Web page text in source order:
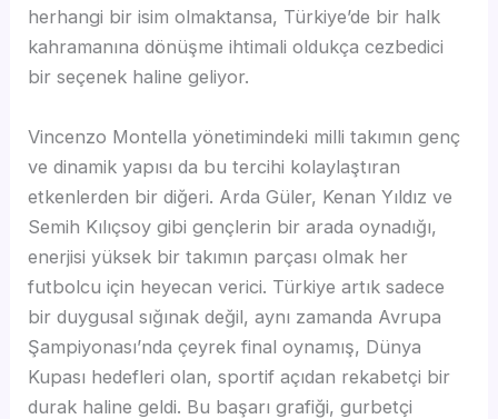
herhangi bir isim olmaktansa, Türkiye’de bir halk
kahramanına dönüşme ihtimali oldukça cezbedici
bir seçenek haline geliyor.
Vincenzo Montella yönetimindeki milli takımın genç
ve dinamik yapısı da bu tercihi kolaylaştıran
etkenlerden bir diğeri. Arda Güler, Kenan Yıldız ve
Semih Kılıçsoy gibi gençlerin bir arada oynadığı,
enerjisi yüksek bir takımın parçası olmak her
futbolcu için heyecan verici. Türkiye artık sadece
bir duygusal sığınak değil, aynı zamanda Avrupa
Şampiyonası’nda çeyrek final oynamış, Dünya
Kupası hedefleri olan, sportif açıdan rekabetçi bir
durak haline geldi. Bu başarı grafiği, gurbetçi